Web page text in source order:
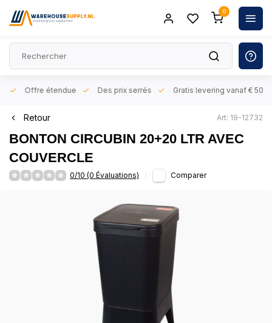
0
Offre étendue Des prix serrés Gratis levering vanaf € 50,-
Retour Art: 19-12732
BONTON CIRCUBIN 20+20 LTR AVEC
COUVERCLE
0/10 (0 Évaluations) Comparer